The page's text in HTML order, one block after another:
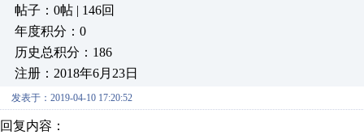
帖子：0帖 | 146回
年度积分：0
历史总积分：186
注册：2018年6月23日
发表于：2019-04-10 17:20:52
回复内容：